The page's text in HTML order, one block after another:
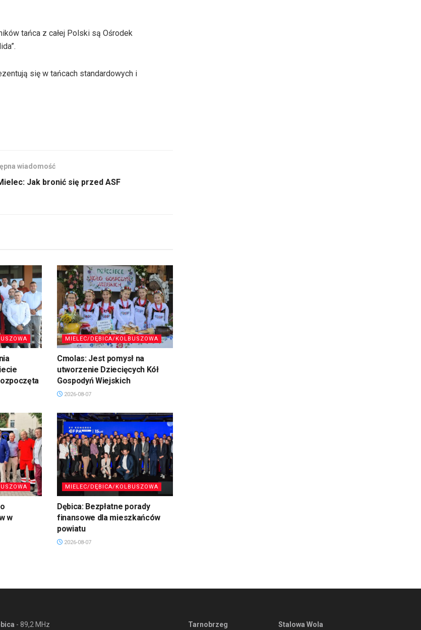
tańca z całej Polski są Ośrodek
się w tańcach standardowych i
wiadomość
Jak bronić się przed ASF
MIELEC/DĘBICA/KOLBUSZOWA
Cmolas: Jest pomysł na
utworzenie Dziecięcych Kół
Gospodyń Wiejskich
2026-08-07
w
MIELEC/DĘBICA/KOLBUSZOWA
Dębica: Bezpłatne porady
finansowe dla mieszkańców
powiatu
2026-08-07
- 89,2 MHz Tarnobrzeg Stalowa Wola